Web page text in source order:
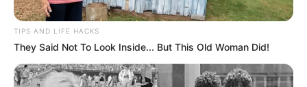
INTERASEO
TIPS AND LIFE HACKS
They Said Not To Look Inside... But This Old Woman Did!